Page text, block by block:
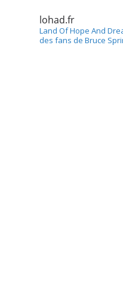
lohad.fr
Land Of Hope And
des fans de Bruce